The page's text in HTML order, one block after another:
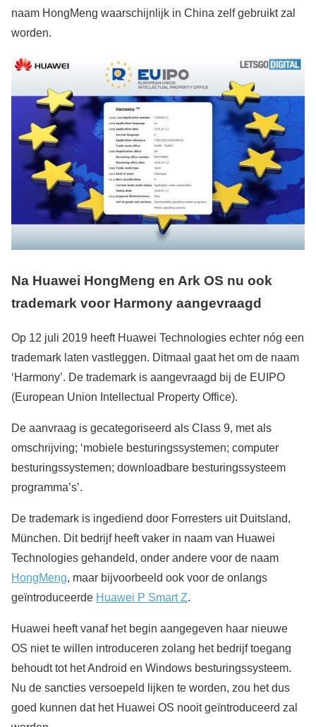
naam HongMeng waarschijnlijk in China zelf gebruikt zal
worden.
Na Huawei HongMeng en Ark OS nu ook
trademark voor Harmony aangevraagd
Op 12 juli 2019 heeft Huawei Technologies echter nóg een
trademark laten vastleggen. Ditmaal gaat het om de naam
‘Harmony’. De trademark is aangevraagd bij de EUIPO
(European Union Intellectual Property Office).
De aanvraag is gecategoriseerd als Class 9, met als
omschrijving; ‘mobiele besturingssystemen; computer
besturingssystemen; downloadbare besturingssysteem
programma’s’.
De trademark is ingediend door Forresters uit Duitsland,
München. Dit bedrijf heeft vaker in naam van Huawei
Technologies gehandeld, onder andere voor de naam
HongMeng, maar bijvoorbeeld ook voor de onlangs
geïntroduceerde Huawei P Smart Z.
Huawei heeft vanaf het begin aangegeven haar nieuwe
OS niet te willen introduceren zolang het bedrijf toegang
behoudt tot het Android en Windows besturingssysteem.
Nu de sancties versoepeld lijken te worden, zou het dus
goed kunnen dat het Huawei OS nooit geïntroduceerd zal